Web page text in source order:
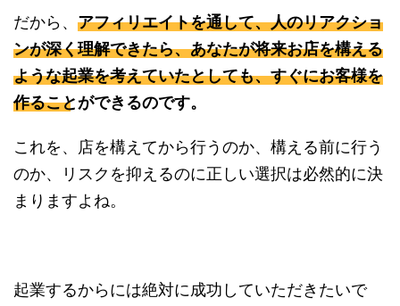
だから、 アフィリエイトを通して、人のリアクショ
ンが深く理解できたら、あなたが将来お店を構える
ような起業を考えていたとしても、すぐにお客様を
作ることができるのです。
これを、店を構えてから行うのか、構える前に行う
のか、リスクを抑えるのに正しい選択は必然的に決
まりますよね。
起業するからには絶対に成功していただきたいで